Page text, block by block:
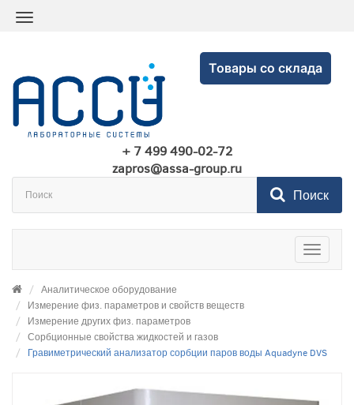
Товары со склада
+ 7 499 490-02-72
zapros@assa-group.ru
Поиск
Toggle
Аналитическое оборудование
Измерение физ. параметров и свойств веществ
Измерение других физ. параметров
Сорбционные свойства жидкостей и газов
Гравиметрический анализатор сорбции паров воды Aquadyne DVS